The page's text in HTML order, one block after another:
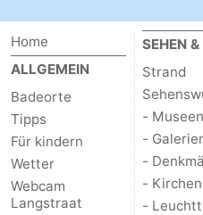
Home
ALLGEMEIN
Badeorte
Tipps
Für kindern
Wetter
Webcam
Langstraat
SEHEN
Strand
- Museen
-
-
- Kirchen
-